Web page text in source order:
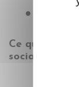
Ce qu'il faut
sociales